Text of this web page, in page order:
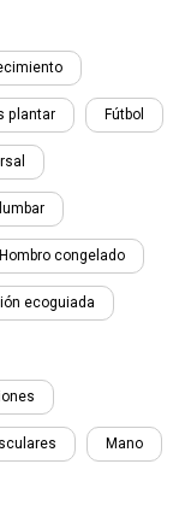
plantar Fútbol
Hombro congelado
ecoguiada
Mano